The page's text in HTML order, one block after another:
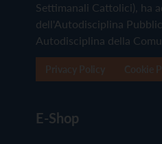
Settimanali Cattolici), ha
dell'Autodisciplina
Autodisciplina della
E-Shop